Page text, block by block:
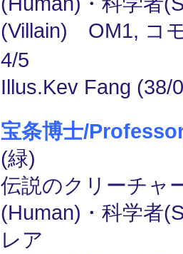
(Villain) OM1, コ
4/5
Illus.Kev Fang (38/
宝条博士/
(緑)
伝説のクリーチャ
(Human)・科学者
レア